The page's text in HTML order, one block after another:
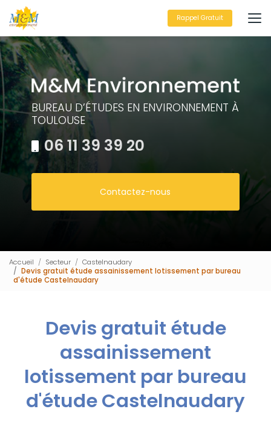
au
contenu
principal
Rappel Gratuit
BUREAU D’ÉTUDES EN ENVIRONNEMENT À
TOULOUSE
06 11 39 39 20
Contactez-nous
Accueil Secteur
Castelnaudary
Devis gratuit étude assainissement lotissement par bureau
d'étude Castelnaudary
Devis gratuit étude
assainissement
lotissement par bureau
d'étude Castelnaudary